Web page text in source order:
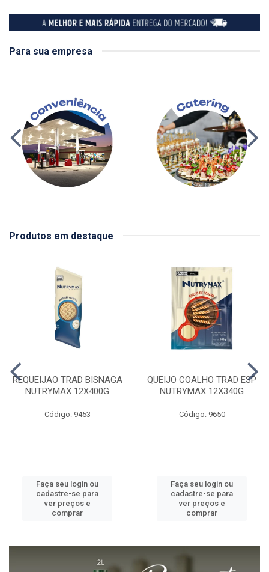
Para sua empresa
Produtos em destaque
REQUEIJAO TRAD BISNAGA
NUTRYMAX 12X400G
Código: 9453
Faça seu login ou
cadastre-se para
ver preços e
comprar
QUEIJO COALHO TRAD ESP
NUTRYMAX 12X340G
Código: 9650
Faça seu login ou
cadastre-se para
ver preços e
comprar